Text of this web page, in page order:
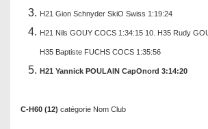
H21 Gion Schnyder SkiO Swiss 1:19:24
H21 Nils GOUY COCS 1:34:15 10. H35 Rudy
H35 Baptiste FUCHS COCS 1:35:56
H21 Yannick POULAIN CapOnord 3:14:20
C-H60 (12) catégorie Nom Club